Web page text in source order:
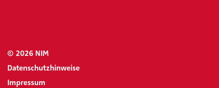
© 2026 NIM
Datenschutzhinweise
Impressum